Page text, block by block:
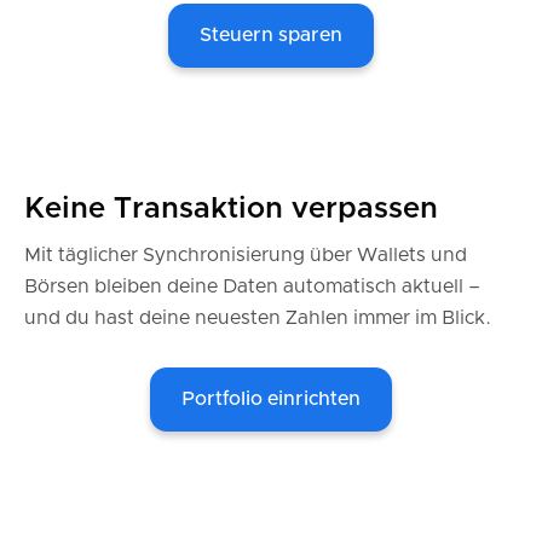
Steuern sparen
Keine Transaktion verpassen
Mit täglicher Synchronisierung über Wallets und
Börsen bleiben deine Daten automatisch aktuell –
und du hast deine neuesten Zahlen immer im Blick.
Portfolio einrichten